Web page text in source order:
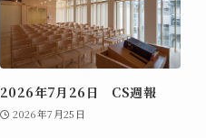
2026年7月26日 CS週報
2026年7月25日